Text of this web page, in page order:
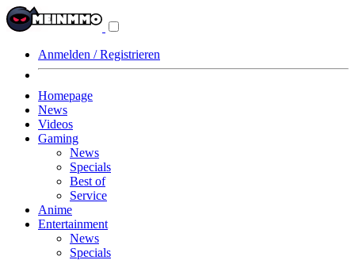
Anmelden / Registrieren
Homepage
News
Videos
Gaming
News
Specials
Best of
Service
Anime
Entertainment
News
Specials